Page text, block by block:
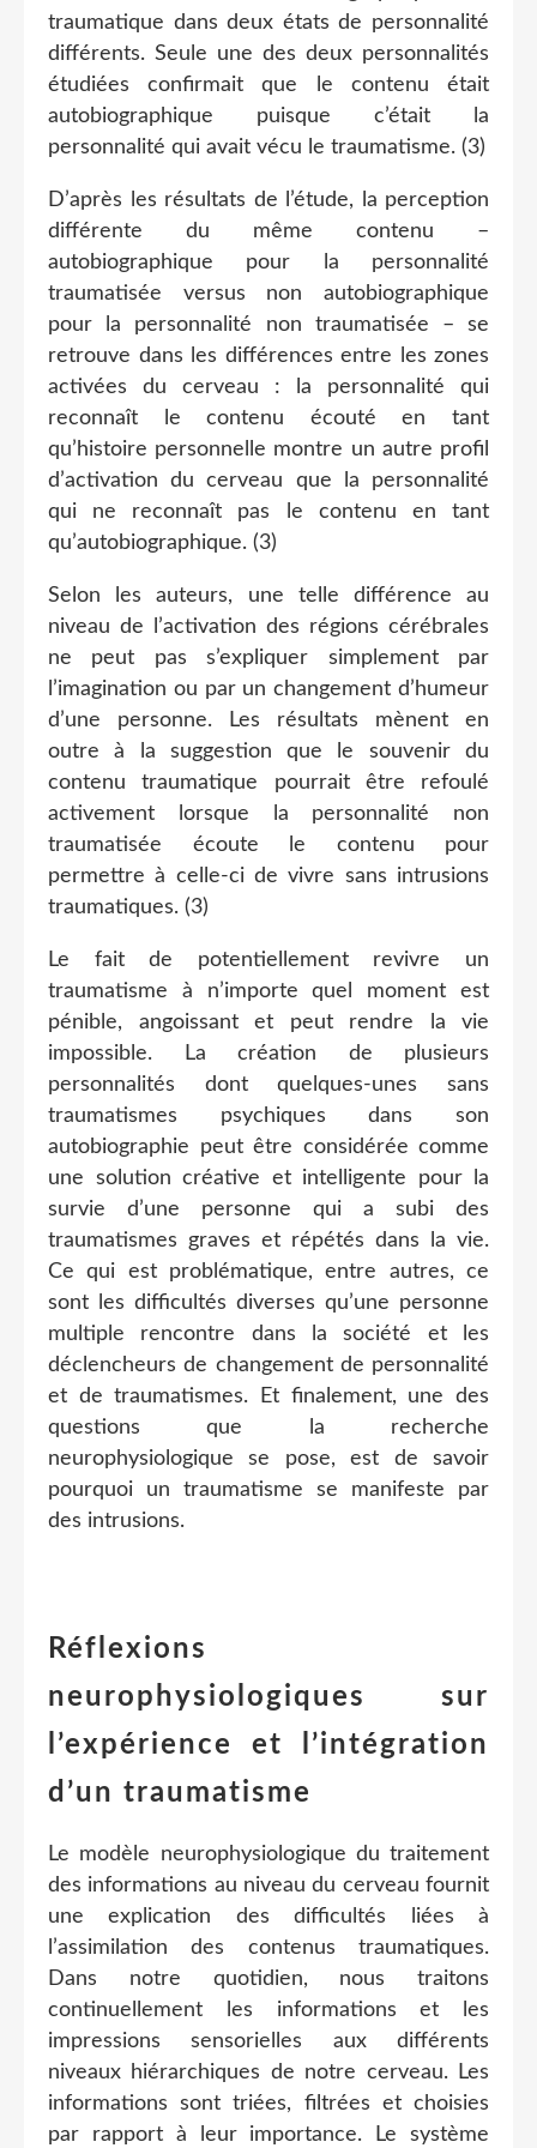
traumatique dans deux états de personnalité
différents. Seule une des deux personnalités
étudiées confirmait que le contenu était
autobiographique puisque c’était la
personnalité qui avait vécu le traumatisme. (3)
D’après les résultats de l’étude, la perception
différente du même contenu –
autobiographique pour la personnalité
traumatisée versus non autobiographique
pour la personnalité non traumatisée – se
retrouve dans les différences entre les zones
activées du cerveau : la personnalité qui
reconnaît le contenu écouté en tant
qu’histoire personnelle montre un autre profil
d’activation du cerveau que la personnalité
qui ne reconnaît pas le contenu en tant
qu’autobiographique. (3)
Selon les auteurs, une telle différence au
niveau de l’activation des régions cérébrales
ne peut pas s’expliquer simplement par
l’imagination ou par un changement d’humeur
d’une personne. Les résultats mènent en
outre à la suggestion que le souvenir du
contenu traumatique pourrait être refoulé
activement lorsque la personnalité non
traumatisée écoute le contenu pour
permettre à celle-ci de vivre sans intrusions
traumatiques. (3)
Le fait de potentiellement revivre un
traumatisme à n’importe quel moment est
pénible, angoissant et peut rendre la vie
impossible. La création de plusieurs
personnalités dont quelques-unes sans
traumatismes psychiques dans son
autobiographie peut être considérée comme
une solution créative et intelligente pour la
survie d’une personne qui a subi des
traumatismes graves et répétés dans la vie.
Ce qui est problématique, entre autres, ce
sont les difficultés diverses qu’une personne
multiple rencontre dans la société et les
déclencheurs de changement de personnalité
et de traumatismes. Et finalement, une des
questions que la recherche
neurophysiologique se pose, est de savoir
pourquoi un traumatisme se manifeste par
des intrusions.
Réflexions
neurophysiologiques sur
l’expérience et l’intégration
d’un traumatisme
Le modèle neurophysiologique du traitement
des informations au niveau du cerveau fournit
une explication des difficultés liées à
l’assimilation des contenus traumatiques.
Dans notre quotidien, nous traitons
continuellement les informations et les
impressions sensorielles aux différents
niveaux hiérarchiques de notre cerveau. Les
informations sont triées, filtrées et choisies
par rapport à leur importance. Le système